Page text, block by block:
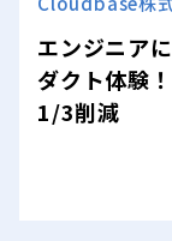
エンジニア
ダクト体験
1/3削減